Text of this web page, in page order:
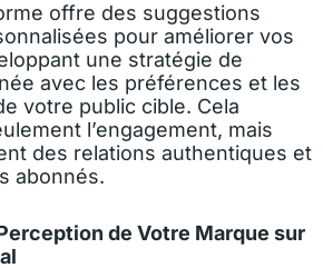
offre des suggestions
pour améliorer vos
une stratégie de
avec les préférences et les
votre public cible. Cela
l’engagement, mais
des relations authentiques et
abonnés.
de Votre Marque sur